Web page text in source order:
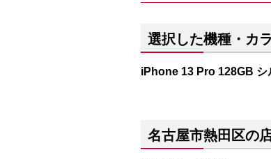
選択した機種・カ
iPhone 13 Pro 128GB シ
名古屋市熱田区の